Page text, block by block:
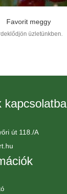
Favorit meggy
üzletünkben.
kapcsolatba
út 118./A